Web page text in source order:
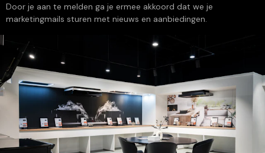
Door je aan te melden ga je ermee akkoord dat we je
marketingmails sturen met nieuws en aanbiedingen.